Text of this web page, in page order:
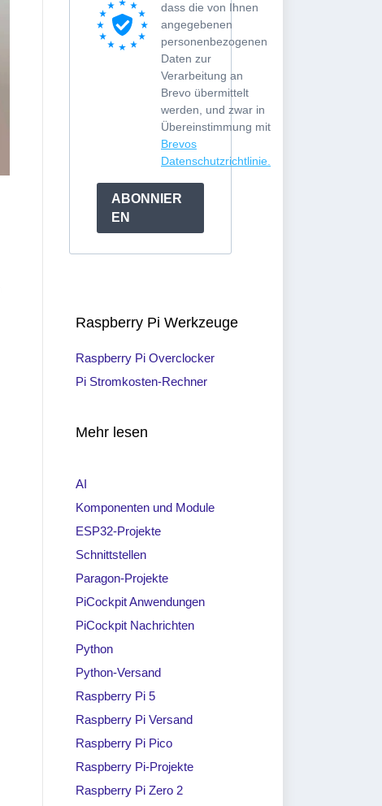
dass die von Ihnen
angegebenen
personenbezogenen
Daten zur
Verarbeitung an
Brevo übermittelt
werden, und zwar in
Übereinstimmung mit
Brevos
Datenschutzrichtlinie.
ABONNIER
EN
Raspberry Pi Werkzeuge
Raspberry Pi Overclocker
Pi Stromkosten-Rechner
Mehr lesen
AI
Komponenten und Module
ESP32-Projekte
Schnittstellen
Paragon-Projekte
PiCockpit Anwendungen
PiCockpit Nachrichten
Python
Python-Versand
Raspberry Pi 5
Raspberry Pi Versand
Raspberry Pi Pico
Raspberry Pi-Projekte
Raspberry Pi Zero 2